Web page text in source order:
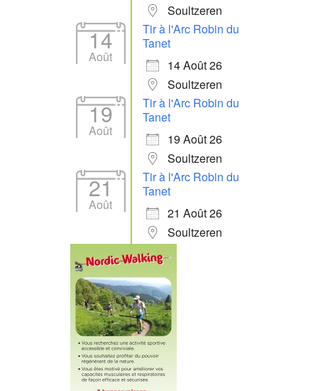
Soultzeren
14
Août
Tir à l'Arc Robin du
Tanet
14 Août 26
Soultzeren
19
Août
Tir à l'Arc Robin du
Tanet
19 Août 26
Soultzeren
21
Août
Tir à l'Arc Robin du
Tanet
21 Août 26
Soultzeren